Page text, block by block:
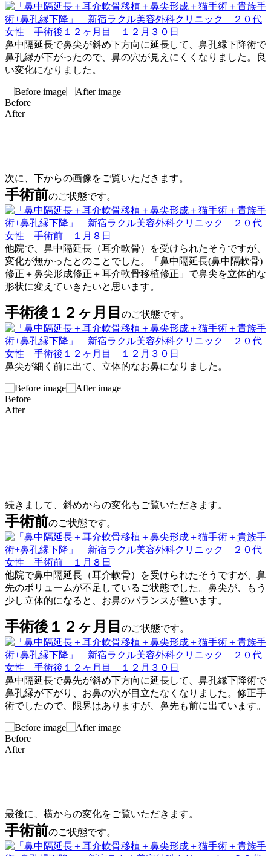
鼻中隔延長で鼻尖が斜め下方向に延長して、鼻孔縁下降術で
鼻孔縁が下がったので、鼻の穴が見えにくくなりました。良
い変化になりました。
Before
After
次に、下からの画像をご覧いただきます。
手術前のご状態です。
他院で、鼻中隔延長（耳介軟骨）を受けられたそうですが、
変化が無かったとのことでした。「鼻中隔延長(鼻中隔軟骨)
修正＋鼻尖形成修正＋耳介軟骨移植修正」で鼻尖を立体的な
形状に変えていきたいと思います。
手術後１２ヶ月目 のご状態です。
鼻尖が細く前に出て、立体的なお鼻になりました。
Before
After
続きまして、斜めからの変化もご覧いただきます。
手術前のご状態です。
他院で鼻中隔延長（耳介軟骨）を受けられたそうですが、鼻
先のボリュームが不足しているご状態でした。鼻尖が、もう
少し立体的になると、お鼻のバランスが整います。
手術後１２ヶ月目 のご状態です。
鼻中隔延長で鼻先が斜め下方向に延長して、鼻孔縁下降術で
鼻孔縁が下がり、お鼻の穴が目立たなくなりました。修正手
術でしたので、限界はありますが、鼻先も前に出ています。
Before
After
最後に、横からの変化をご覧いただきます。
手術前のご状態です。